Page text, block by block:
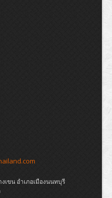
เขน อำเภอเมืองนนทบุรี